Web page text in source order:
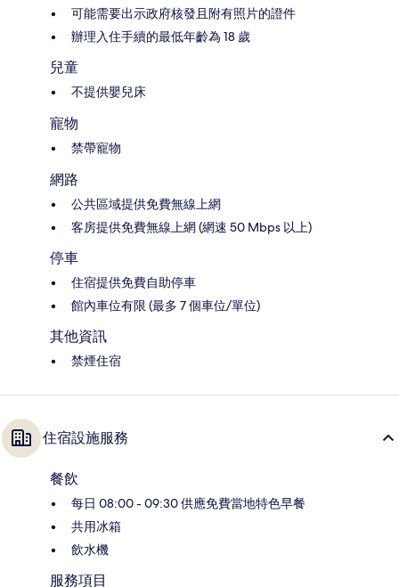
可能需要出示政府核發且附有照片的證件
辦理入住手續的最低年齡為 18 歲
兒童
不提供嬰兒床
寵物
禁帶寵物
網路
公共區域提供免費無線上網
客房提供免費無線上網 (網速 50 Mbps 以上)
停車
住宿提供免費自助停車
館內車位有限 (最多 7 個車位/單位)
其他資訊
禁煙住宿
住宿設施服務
餐飲
每日 08:00 - 09:30 供應免費當地特色早餐
共用冰箱
飲水機
服務項目